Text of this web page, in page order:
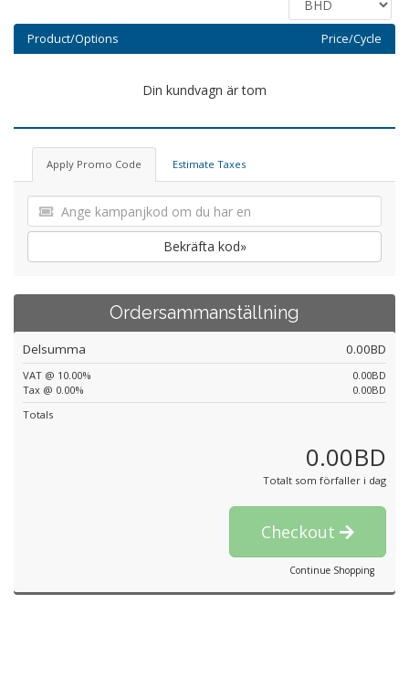
Product/Options Price/Cycle
Din kundvagn är tom
Apply Promo Code Estimate Taxes
Bekräfta kod»
Ordersammanställning
Delsumma 0.00BD
VAT @ 10.00%
0.00BD
Tax @ 0.00%
0.00BD
Totals
0.00BD
Totalt som förfaller i dag
Checkout
Continue Shopping